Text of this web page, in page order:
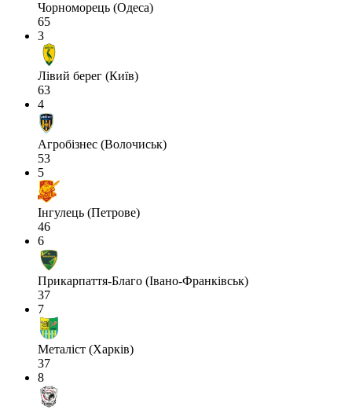
Чорноморець (Одеса)
65
3
Лівий берег (Київ)
63
4
Агробізнес (Волочиськ)
53
5
Інгулець (Петрове)
46
6
Прикарпаття-Благо (Івано-Франківськ)
37
7
Металіст (Харків)
37
8